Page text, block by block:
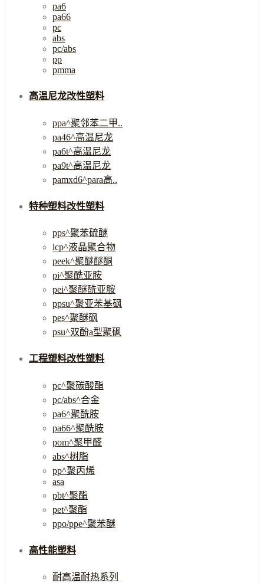
pa6
pa66
pc
abs
pc/abs
pp
pmma
高温尼龙改性塑料
ppa^聚邻苯二甲..
pa46^高温尼龙
pa6t^高温尼龙
pa9t^高温尼龙
pamxd6^para高..
特种塑料改性塑料
pps^聚苯硫醚
lcp^液晶聚合物
peek^聚醚醚酮
pi^聚酰亚胺
pei^聚醚酰亚胺
ppsu^聚亚苯基砜
pes^聚醚砜
psu^双酚a型聚砜
工程塑料改性塑料
pc^聚碳酸酯
pc/abs^合金
pa6^聚酰胺
pa66^聚酰胺
pom^聚甲醛
abs^树脂
pp^聚丙烯
asa
pbt^聚酯
pet^聚酯
ppo/ppe^聚苯醚
高性能塑料
耐高温耐热系列